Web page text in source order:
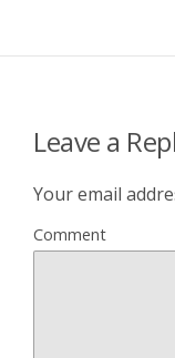
Leave a
Your email
Comment